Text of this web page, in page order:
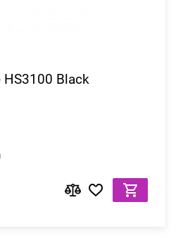
HS3100 Black